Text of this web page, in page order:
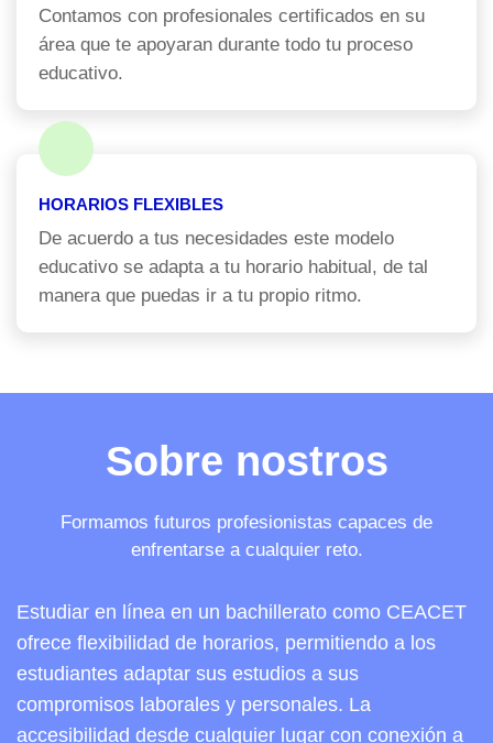
Contamos con profesionales certificados en su
área que te apoyaran durante todo tu proceso
educativo.
HORARIOS FLEXIBLES
De acuerdo a tus necesidades este modelo
educativo se adapta a tu horario habitual, de tal
manera que puedas ir a tu propio ritmo.
Sobre nostros
Formamos futuros profesionistas capaces de
enfrentarse a cualquier reto.
Estudiar en línea en un bachillerato como CEACET
ofrece flexibilidad de horarios, permitiendo a los
estudiantes adaptar sus estudios a sus
compromisos laborales y personales. La
accesibilidad desde cualquier lugar con conexión a